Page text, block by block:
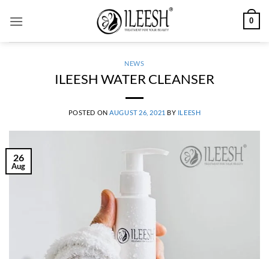
0
NEWS
ILEESH WATER CLEANSER
POSTED ON AUGUST 26, 2021 BY ILEESH
26
Aug